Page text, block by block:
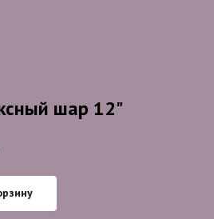
шар 12"